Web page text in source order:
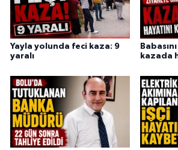
Yayla yolunda feci kaza: 9
yaralı
kazada